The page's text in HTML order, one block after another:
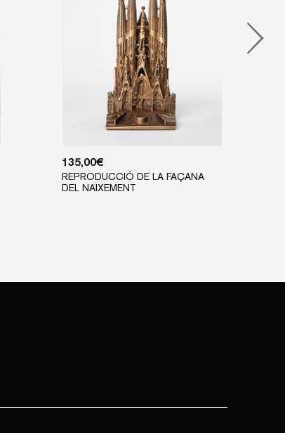
135,00€
REPRODUCCIÓ DE LA FAÇANA
DEL NAIXEMENT